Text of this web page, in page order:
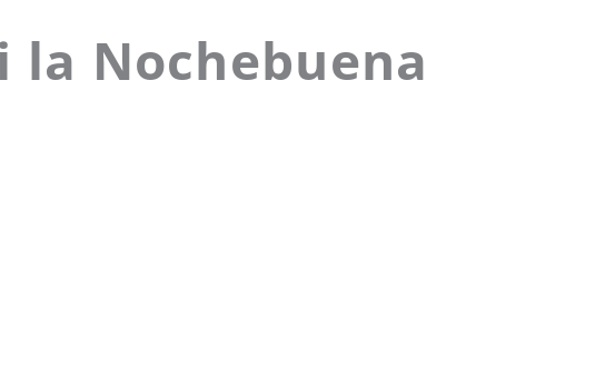
la Nochebuena